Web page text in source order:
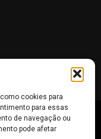
cookies para
para essas
de navegação ou
pode afetar
de